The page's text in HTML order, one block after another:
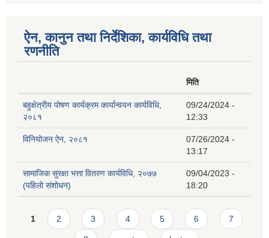
ऐन, कानुन तथा निर्देशिका, कार्यविधि तथा
रणनीति
मिति
बहुक्षेत्रीय पोषण कार्यक्रम कार्यान्वयन कार्यविधि,
२०८१
09/24/2024 -
12:33
विनियोजन ऐन, २०८१
07/26/2024 -
13:17
सामाजिक सुरक्षा भत्ता वितरण कार्यविधि, २०७७
(पहिलो संशोधन)
09/04/2023 -
18:20
Pages
1 2 3 4 5 6 7